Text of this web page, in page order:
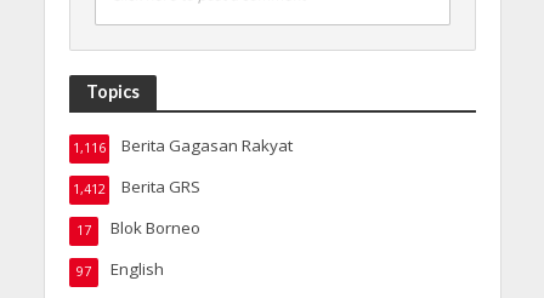
Topics
Berita Gagasan Rakyat
1,116
Berita GRS
1,412
Blok Borneo
17
English
97